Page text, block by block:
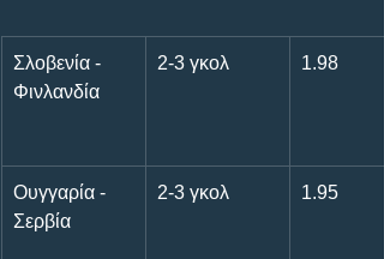
Σλοβενία -
Φινλανδία
2-3 γκολ 1.98
Ουγγαρία -
Σερβία
2-3 γκολ 1.95